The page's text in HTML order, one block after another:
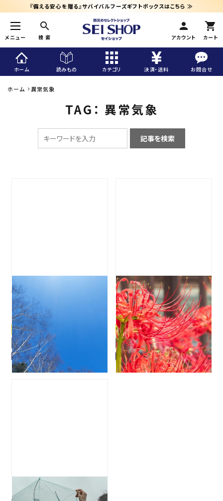
『備える安心を贈る』サバイバルフーズギフトボックスはこちら ≫
メニュー
search
検 索 アカウント カート
ホーム 読みもの カテゴリ 決済・送料 お問合せ
賞味期限25年
[大缶]デラックスセット
¥69,552（税込）
スタッフブログ
メディア取材・掲載
非常食・防災コラム
備蓄量早見表
ご利用ガイド
ホーム 異常気象
TAG： 異常気象
スーパーエルニーニョ現象と
食糧安保を考える
2023.12.11
スタッフブログ
平井敬也の防災歳時記
sell 異常気象
観測史上で最も遅い「猛暑日」
と線状降水帯（極端な雨）
2023.09.25
スタッフブログ
平井敬也の防災歳時記
sell 異常気象
“異常気象”が世界のトレンド